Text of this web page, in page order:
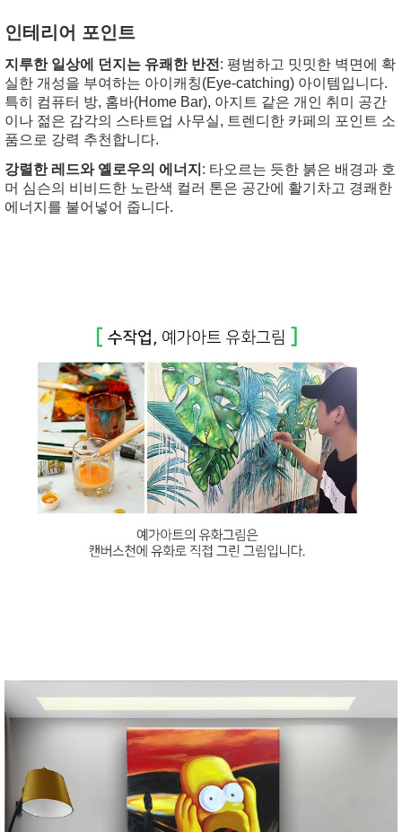
인테리어 포인트
지루한 일상에 던지는 유쾌한 반전 : 평범하고 밋밋한 벽면에 확
실한 개성을 부여하는 아이캐칭(Eye-catching) 아이템입니다.
특히 컴퓨터 방, 홈바(Home Bar), 아지트 같은 개인 취미 공간
이나 젊은 감각의 스타트업 사무실, 트렌디한 카페의 포인트 소
품으로 강력 추천합니다.
강렬한 레드와 옐로우의 에너지 : 타오르는 듯한 붉은 배경과 호
머 심슨의 비비드한 노란색 컬러 톤은 공간에 활기차고 경쾌한
에너지를 불어넣어 줍니다.